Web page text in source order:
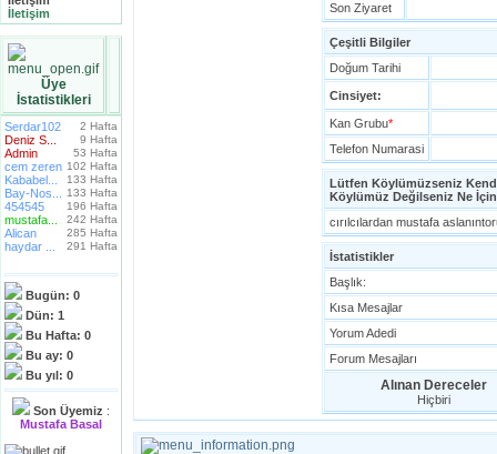
İletişim
Üye
İstatistikleri
Serdar102 2 Hafta
Deniz S... 9 Hafta
Admin 53 Hafta
cem zeren 102 Hafta
Kababel... 133 Hafta
Bay-Nos... 133 Hafta
454545 196 Hafta
mustafa... 242 Hafta
Alican 285 Hafta
haydar ... 291 Hafta
Bugün: 0
Dün: 1
Bu Hafta: 0
Bu ay: 0
Bu yıl: 0
Son Üyemiz :
Mustafa Basal
Son Ziyaret
Çeşitli Bilgiler
Doğum Tarihi
Cinsiyet:
Kan Grubu*
Telefon Numarasi
Lütfen Köylümüzseniz
Köylümüz Değilseniz Ne
cırılcılardan mustafa
İstatistikler
Başlık:
Kısa Mesajlar
Yorum Adedi
Forum Mesajları
Alınan Dereceler
Hiçbiri